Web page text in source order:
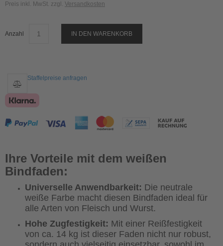
Preis inkl. MwSt. zzgl. Versandkosten
Anzahl IN DEN WARENKORB
Staffelpreise anfragen
Ihre Vorteile mit dem weißen
Bindfaden:
Universelle Anwendbarkeit: Die neutrale
weiße Farbe macht diesen Bindfaden ideal für
alle Arten von Fleisch und Wurst.
Hohe Zugfestigkeit: Mit einer Reißfestigkeit
von ca. 14 kg ist dieser Faden nicht nur robust,